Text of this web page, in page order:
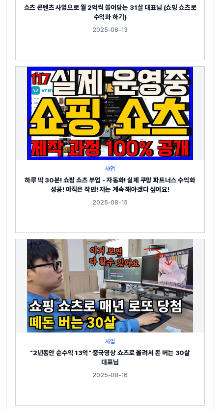
쇼츠 콘텐츠 사업으로 월 2억씩 쓸어담는 31살 대표님 (쇼핑 쇼츠로
수익화 하기)
2025-08-13
사업
하루 딱 30분! 쇼핑 쇼츠 부업 - 자동화! 실제 쿠팡 파트너스 수익화
성공! 아직은 작만! 저는 계속 해야겠다 싶어요!
2025-08-15
사업
"2년동안 순수익 13억" 중국영상 쇼츠로 올려서 돈 버는 30살
대표님
2025-08-16